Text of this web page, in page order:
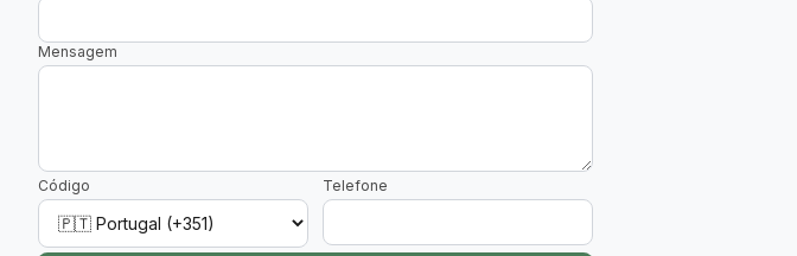
Mensagem
Código Telefone